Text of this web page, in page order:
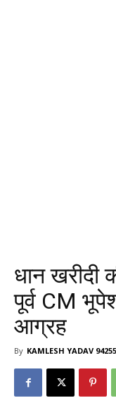
धान खरीदी
पूर्व CM
आग्रह
By KAMLESH YADAV